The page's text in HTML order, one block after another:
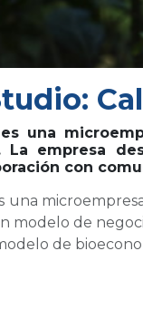
es una
La empresa
con
una
modelo de
de